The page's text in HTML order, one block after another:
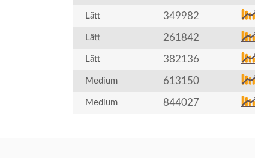
Lätt 349982
Lätt 261842
Lätt 382136
Medium 613150
Medium 844027